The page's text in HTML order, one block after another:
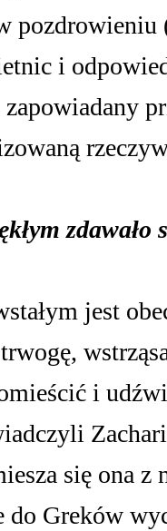
pozdrowieniu
i
zdawało
jest
i
się ona
do Greków